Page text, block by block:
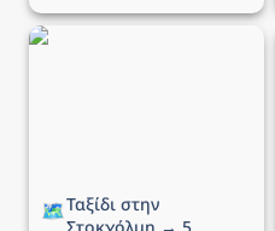
Ταξίδι στην Στοκχόλμη →
🗺️Ταξίδι στην